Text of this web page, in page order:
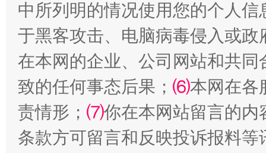
中所列明的情况使用您的个人
于黑客攻击、电脑病毒侵入或
在本网的企业、公司网站和共
致的任何事态后果； ⑹本网在各
责情形； ⑺你在本网站留言的内
条款方可留言和反映投诉报料